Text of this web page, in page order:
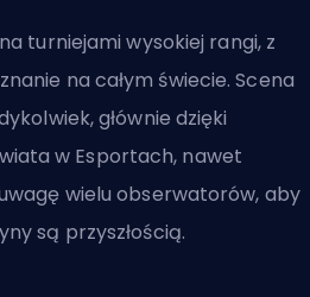
turniejami wysokiej rangi, z
na całym świecie. Scena
głównie dzięki
w Esportach, nawet
wielu obserwatorów, aby
są przyszłością.